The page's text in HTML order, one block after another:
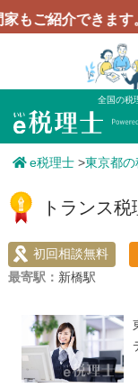
介できます。お気
全国の税
e税理士>東京都
トランス税
初回相談無料
最寄駅： 新橋駅